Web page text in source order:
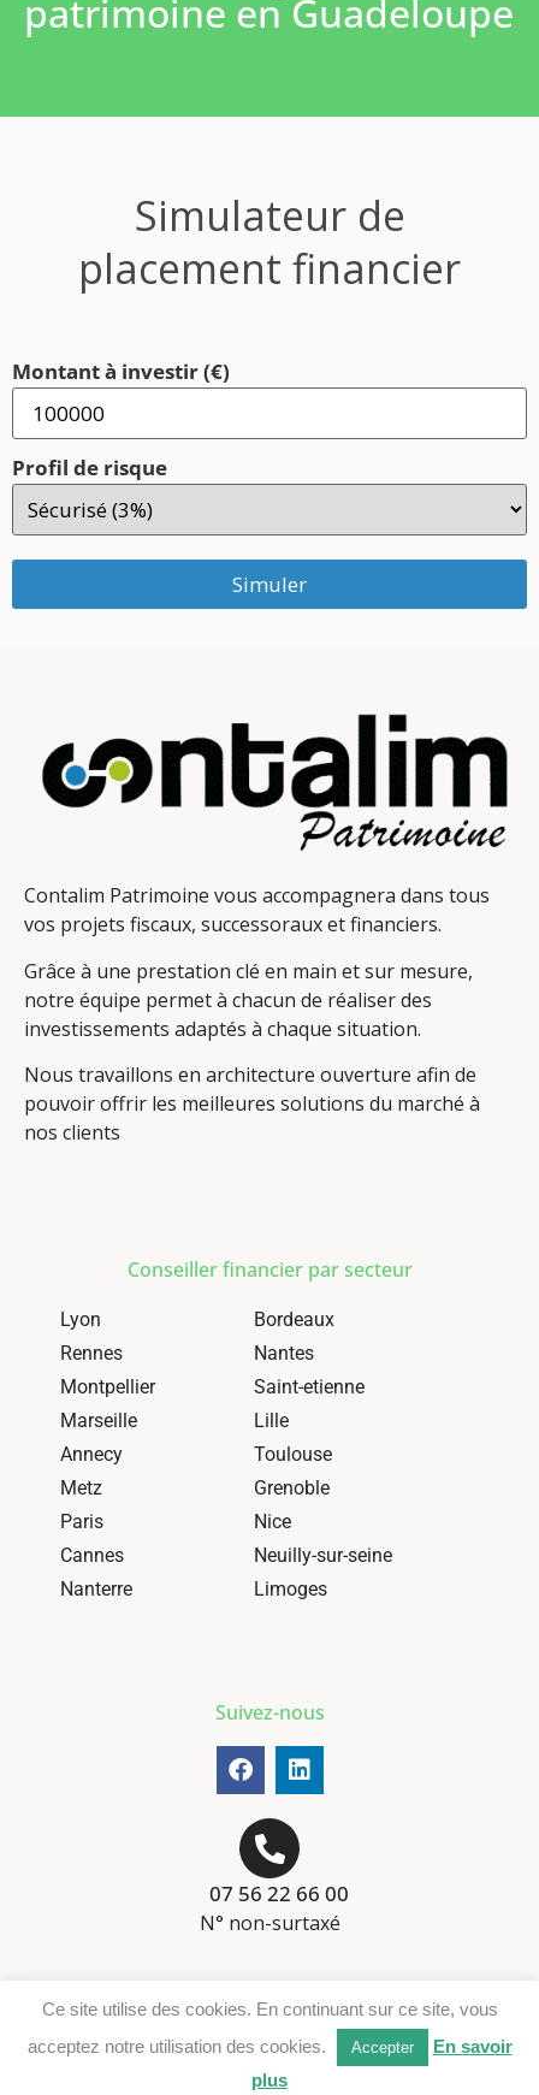
patrimoine en Guadeloupe
Simulateur de
placement financier
Montant à investir (€)
Profil de risque
Simuler
Contalim Patrimoine vous accompagnera dans tous
vos projets fiscaux, successoraux et financiers.
Grâce à une prestation clé en main et sur mesure,
notre équipe permet à chacun de réaliser des
investissements adaptés à chaque situation.
Nous travaillons en architecture ouverture afin de
pouvoir offrir les meilleures solutions du marché à
nos clients
Conseiller financier par secteur
Lyon
Bordeaux
Rennes
Nantes
Montpellier
Saint-etienne
Marseille
Lille
Annecy
Toulouse
Metz
Grenoble
Paris
Nice
Cannes
Neuilly-sur-seine
Nanterre
Limoges
Suivez-nous
07 56 22 66 00
N° non-surtaxé
Téléchargement DER
Ce site utilise des cookies. En continuant sur ce site, vous
acceptez notre utilisation des cookies.
Accepter
En savoir
plus